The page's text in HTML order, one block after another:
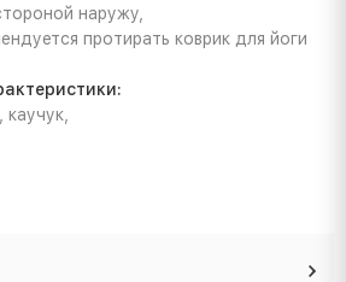
наружу,
протирать коврик для йоги